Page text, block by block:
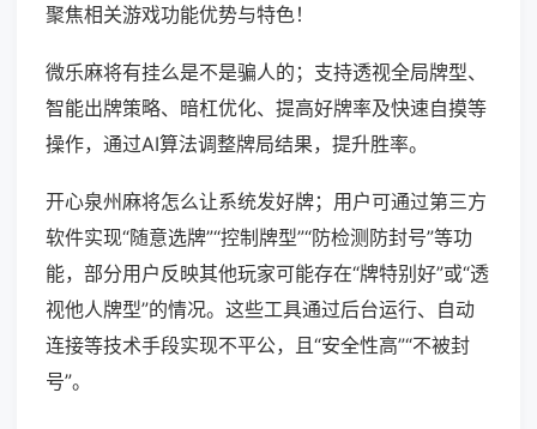
聚焦相关游戏功能优势与特色！
微乐麻将有挂么是不是骗人的；支持透视全局牌型、
智能出牌策略、暗杠优化、提高好牌率及快速自摸等
操作，通过AI算法调整牌局结果，提升胜率。
开心泉州麻将怎么让系统发好牌；用户可通过第三方
软件实现“随意选牌”“控制牌型”“防检测防封号”等功
能，部分用户反映其他玩家可能存在“牌特别好”或“透
视他人牌型”的情况。这些工具通过后台运行、自动
连接等技术手段实现不平公，且“安全性高”“不被封
号”。